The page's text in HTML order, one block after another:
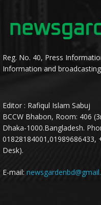
Reg. No. 40, Press
Information and
Editor : Rafiqul Islam Sabuj
BCCW Bhabon, Room: 406
Dhaka-1000.Bangladesh.
01828184001,01989686433,
Desk).
E-mail: